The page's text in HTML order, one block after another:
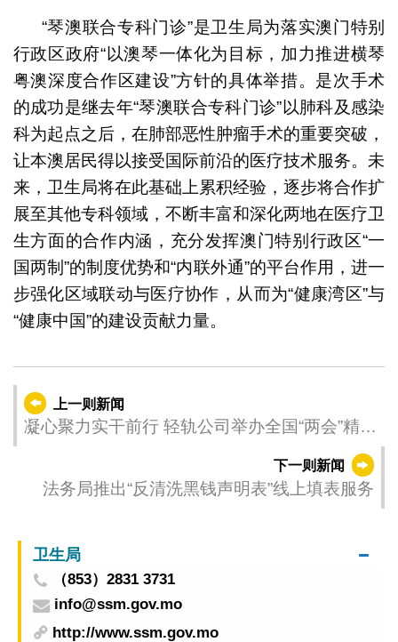
“琴澳联合专科门诊”是卫生局为落实澳门特别
行政区政府“以澳琴一体化为目标，加力推进横琴
粤澳深度合作区建设”方针的具体举措。是次手术
的成功是继去年“琴澳联合专科门诊”以肺科及感染
科为起点之后，在肺部恶性肿瘤手术的重要突破，
让本澳居民得以接受国际前沿的医疗技术服务。未
来，卫生局将在此基础上累积经验，逐步将合作扩
展至其他专科领域，不断丰富和深化两地在医疗卫
生方面的合作内涵，充分发挥澳门特别行政区“一
国两制”的制度优势和“内联外通”的平台作用，进一
步强化区域联动与医疗协作，从而为“健康湾区”与
“健康中国”的建设贡献力量。
上一则新闻
凝心聚力实干前行 轻轨公司举办全国“两会”精神
下一则新闻
法务局推出“反清洗黑钱声明表”线上填表服务
卫生局
（853）2831 3731
info@ssm.gov.mo
http://www.ssm.gov.mo